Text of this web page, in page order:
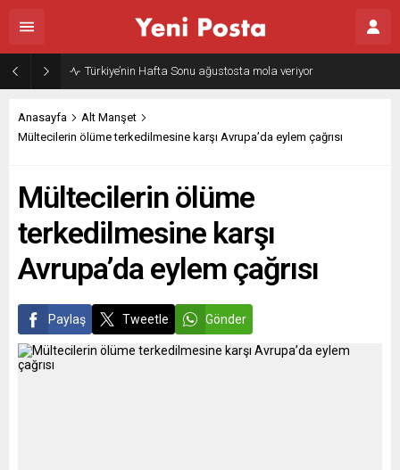
Türkiye’nin Hafta Sonu ağustosta mola veriyor
Anasayfa
Alt Manşet
Mültecilerin ölüme terkedilmesine karşı Avrupa’da eylem çağrısı
Mültecilerin ölüme
terkedilmesine karşı
Avrupa’da eylem çağrısı
Paylaş Tweetle Gönder